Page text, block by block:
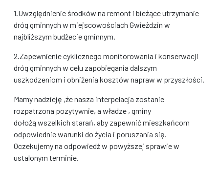
1.Uwzględnienie środków na remont i bieżące utrzymanie
dróg gminnych w miejscowościach Gwieżdzin w
najbliższym budżecie gminnym.
2.Zapewnienie cyklicznego monitorowania i konserwacji
dróg gminnych w celu zapobiegania dalszym
uszkodzeniom i obniżenia kosztów napraw w przyszłości.
Mamy nadzieję ,że nasza interpelacja zostanie
rozpatrzona pozytywnie, a władze , gminy
dołożą wszelkich starań, aby zapewnić mieszkańcom
odpowiednie warunki do życia i poruszania się.
Oczekujemy na odpowiedź w powyższej sprawie w
ustalonym terminie.